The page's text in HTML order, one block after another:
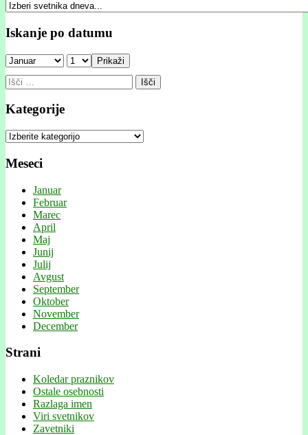
Iskanje po datumu
Prikaži
Išči:
Kategorije
Kategorije
Meseci
Januar
Februar
Marec
April
Maj
Junij
Julij
Avgust
September
Oktober
November
December
Strani
Koledar praznikov
Ostale osebnosti
Razlaga imen
Viri svetnikov
Zavetniki